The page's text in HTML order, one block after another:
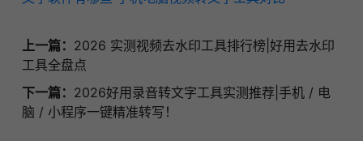
上一篇： 2026 实测视频去水印工具排行榜|好用去水印
工具全盘点
下一篇： 2026好用录音转文字工具实测推荐|手机 / 电
脑 / 小程序一键精准转写！